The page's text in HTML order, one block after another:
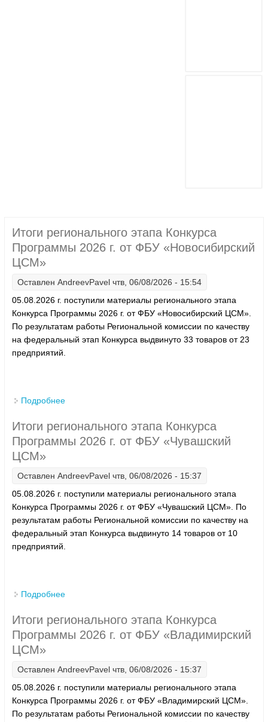
Итоги регионального этапа Конкурса
Программы 2026 г. от ФБУ «Новосибирский
ЦСМ»
Оставлен AndreevPavel чтв, 06/08/2026 - 15:54
05.08.2026 г. поступили материалы регионального этапа
Конкурса Программы 2026 г. от ФБУ «Новосибирский ЦСМ».
По результатам работы Региональной комиссии по качеству
на федеральный этап Конкурса выдвинуто 33 товаров от 23
предприятий.
Подробнее
Итоги регионального этапа Конкурса
Программы 2026 г. от ФБУ «Чувашский
ЦСМ»
Оставлен AndreevPavel чтв, 06/08/2026 - 15:37
05.08.2026 г. поступили материалы регионального этапа
Конкурса Программы 2026 г. от ФБУ «Чувашский ЦСМ». По
результатам работы Региональной комиссии по качеству на
федеральный этап Конкурса выдвинуто 14 товаров от 10
предприятий.
Подробнее
Итоги регионального этапа Конкурса
Программы 2026 г. от ФБУ «Владимирский
ЦСМ»
Оставлен AndreevPavel чтв, 06/08/2026 - 15:37
05.08.2026 г. поступили материалы регионального этапа
Конкурса Программы 2026 г. от ФБУ «Владимирский ЦСМ».
По результатам работы Региональной комиссии по качеству